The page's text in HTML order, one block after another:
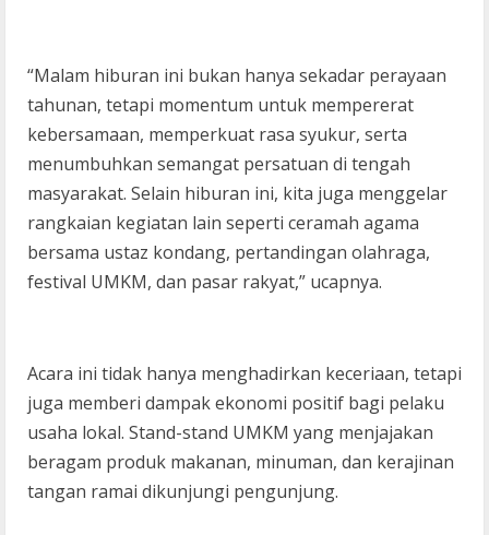
“Malam hiburan ini bukan hanya sekadar perayaan
tahunan, tetapi momentum untuk mempererat
kebersamaan, memperkuat rasa syukur, serta
menumbuhkan semangat persatuan di tengah
masyarakat. Selain hiburan ini, kita juga menggelar
rangkaian kegiatan lain seperti ceramah agama
bersama ustaz kondang, pertandingan olahraga,
festival UMKM, dan pasar rakyat,” ucapnya.
Acara ini tidak hanya menghadirkan keceriaan, tetapi
juga memberi dampak ekonomi positif bagi pelaku
usaha lokal. Stand-stand UMKM yang menjajakan
beragam produk makanan, minuman, dan kerajinan
tangan ramai dikunjungi pengunjung.